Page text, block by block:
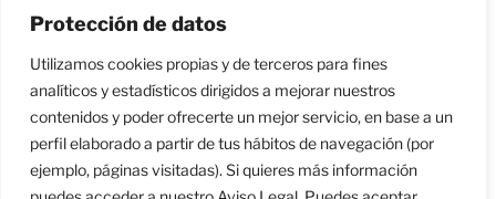
Protección de datos
Utilizamos cookies propias y de terceros para fines
analíticos y estadísticos dirigidos a mejorar nuestros
contenidos y poder ofrecerte un mejor servicio, en base a un
perfil elaborado a partir de tus hábitos de navegación (por
ejemplo, páginas visitadas). Si quieres más información
Yelp FacebookTwitter InstagramCorreo
electrónico
Nota legal Funciona gracias a WordPress